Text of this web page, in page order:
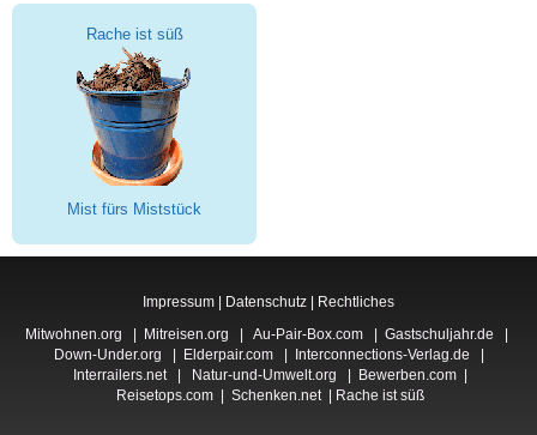
Rache ist süß
Mist fürs Miststück
Impressum Datenschutz
Rechtliches
Mitwohnen.org | Mitreisen.org | Au-Pair-Box.com | Gastschuljahr.de |
Down-Under.org | Elderpair.com| Interconnections-Verlag.de |
Interrailers.net | Natur-und-Umwelt.org | Bewerben.com |
Reisetops.com | Schenken.net | Rache ist süß